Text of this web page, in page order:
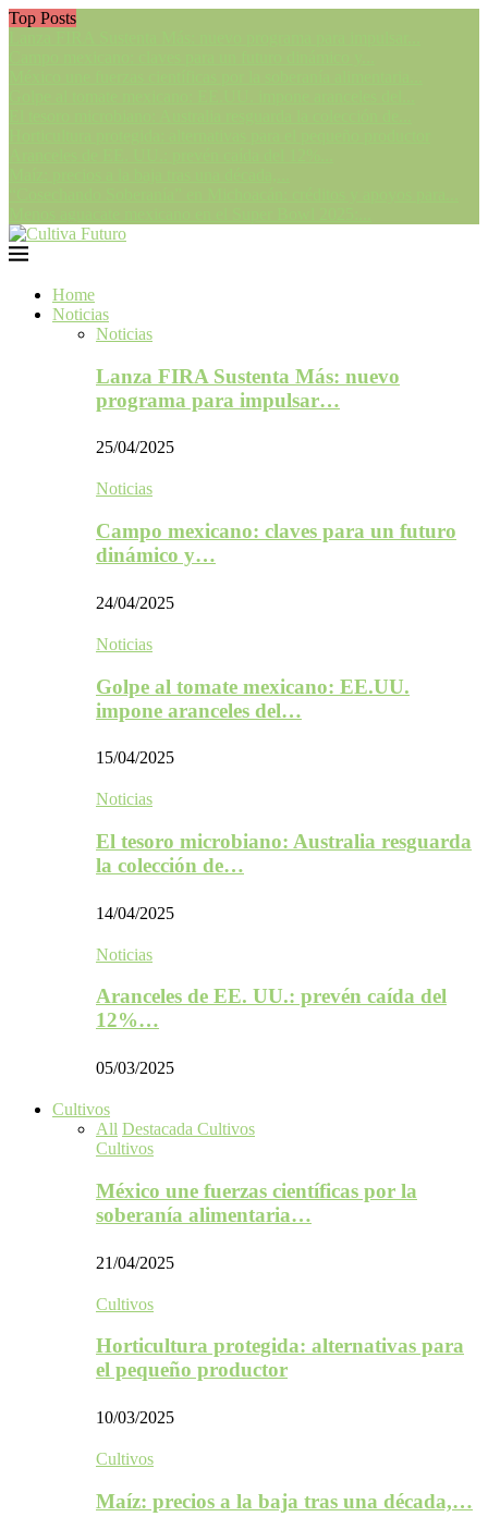
Top Posts
Home
Noticias
Noticias
Lanza FIRA Sustenta Más: nuevo
programa para impulsar…
25/04/2025
Noticias
Campo mexicano: claves para un futuro
dinámico y…
24/04/2025
Noticias
Golpe al tomate mexicano: EE.UU.
impone aranceles del…
15/04/2025
Noticias
El tesoro microbiano: Australia resguarda
la colección de…
14/04/2025
Noticias
Aranceles de EE. UU.: prevén caída del
12%…
05/03/2025
Cultivos
All Destacada Cultivos
Cultivos
México une fuerzas científicas por la
soberanía alimentaria…
21/04/2025
Cultivos
Horticultura protegida: alternativas para
el pequeño productor
10/03/2025
Cultivos
Maíz: precios a la baja tras una década,…